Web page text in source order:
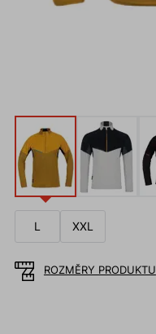
L XXL
ROZMĚRY PRODUKTU